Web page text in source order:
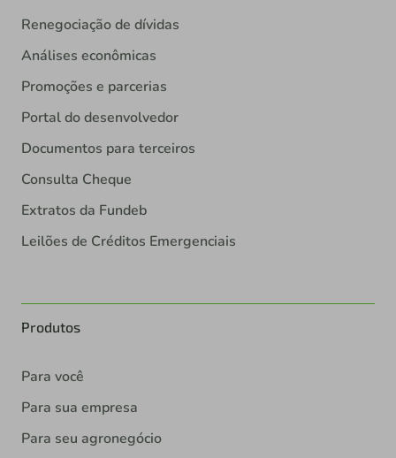
Renegociação de dívidas
Análises econômicas
Promoções e parcerias
Portal do desenvolvedor
Documentos para terceiros
Consulta Cheque
Extratos da Fundeb
Leilões de Créditos Emergenciais
Produtos
Para você
Para sua empresa
Para seu agronegócio